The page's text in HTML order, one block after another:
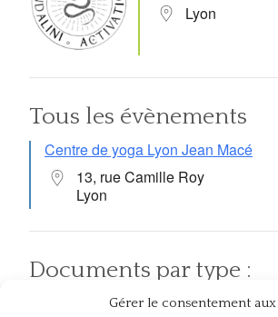
Gérer le consentement aux
Lyon
Tous les évènements
Centre de yoga Lyon Jean Macé
13, rue Camille Roy
Lyon
Documents par type :